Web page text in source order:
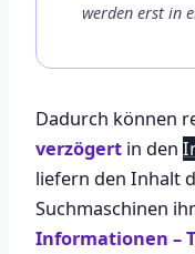
werden erst in
Dadurch können
verzögert in den
liefern den Inhalt
Suchmaschinen
Informationen –